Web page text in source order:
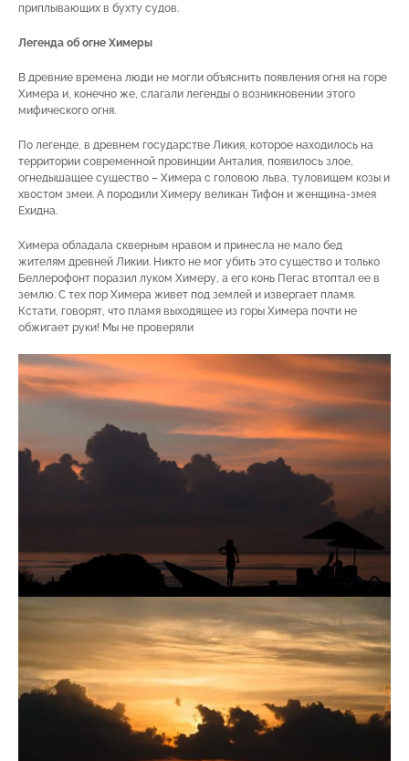
приплывающих в бухту судов.
Легенда об огне Химеры
В древние времена люди не могли объяснить появления огня на горе
Химера и, конечно же, слагали легенды о возникновении этого
мифического огня.
По легенде, в древнем государстве Ликия, которое находилось на
территории современной провинции Анталия, появилось злое,
огнедышащее существо – Химера с головою льва, туловищем козы и
хвостом змеи. А породили Химеру великан Тифон и женщина-змея
Ехидна.
Химера обладала скверным нравом и принесла не мало бед
жителям древней Ликии. Никто не мог убить это существо и только
Беллерофонт поразил луком Химеру, а его конь Пегас втоптал ее в
землю. С тех пор Химера живет под землей и извергает пламя.
Кстати, говорят, что пламя выходящее из горы Химера почти не
обжигает руки! Мы не проверяли